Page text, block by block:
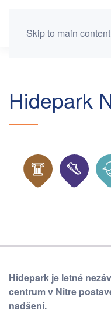
Skip to main content
Hidepark
Hidepark je letné
centrum v Nitre
nadšení.